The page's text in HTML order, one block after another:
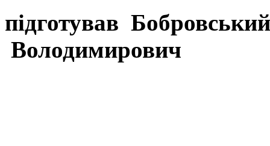
підготував
Володимирович